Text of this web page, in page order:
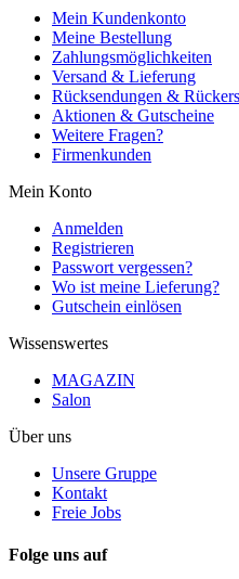
Mein Kundenkonto
Meine Bestellung
Zahlungsmöglichkeiten
Versand & Lieferung
Rücksendungen &
Aktionen & Gutscheine
Weitere Fragen?
Firmenkunden
Mein Konto
Anmelden
Registrieren
Passwort vergessen?
Wo ist meine Lieferung?
Gutschein einlösen
Wissenswertes
MAGAZIN
Salon
Über uns
Unsere Gruppe
Kontakt
Freie Jobs
Folge uns auf